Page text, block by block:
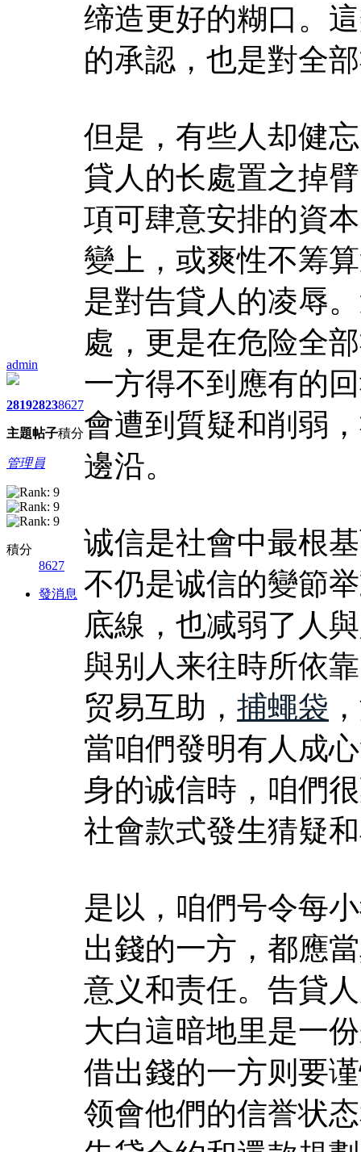
admin
2819
主題
2823
帖子
8627
積分
管理員
積分
8627
發消息
缔造更好的糊口。
的承認，也是對全
但是，有些人却健
貸人的长處置之掉
項可肆意安排的資
變上，或爽性不筹
是對告貸人的凌辱
處，更是在危险全
一方得不到應有的
會遭到質疑和削弱
邊沿。
诚信是社會中最根
不仍是诚信的變節
底線，也减弱了人
與别人来往時所依
贸易互助， 捕蠅袋
當咱們發明有人成
身的诚信時，咱們
社會款式發生猜疑
是以，咱們号令每
出錢的一方，都應
意义和责任。告貸
大白這暗地里是一
借出錢的一方则要
领會他們的信誉状